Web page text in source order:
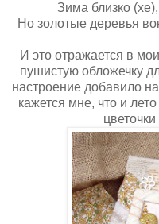
Зима близко
Но золотые деревья
И это отражается в
пушистую обложечку
настроение добавило
кажется мне, что и